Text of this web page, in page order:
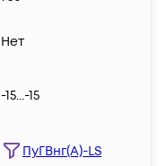
Нет
-15...-15
ПуГВнг(А)-LS